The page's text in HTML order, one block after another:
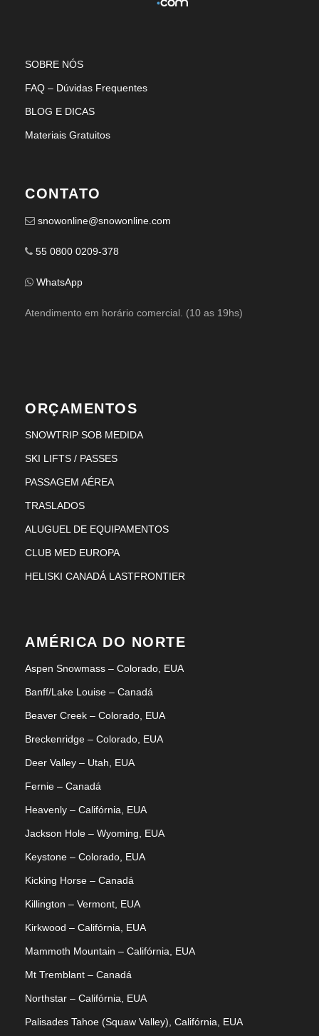
SOBRE NÓS
FAQ – Dúvidas Frequentes
BLOG E DICAS
Materiais Gratuitos
CONTATO
snowonline@snowonline.com
55 0800 0209-378
WhatsApp
Atendimento em horário comercial. (10 as 19hs)
ORÇAMENTOS
SNOWTRIP SOB MEDIDA
SKI LIFTS / PASSES
PASSAGEM AÉREA
TRASLADOS
ALUGUEL DE EQUIPAMENTOS
CLUB MED EUROPA
HELISKI CANADÁ LASTFRONTIER
AMÉRICA DO NORTE
Aspen Snowmass – Colorado, EUA
Banff/Lake Louise – Canadá
Beaver Creek – Colorado, EUA
Breckenridge – Colorado, EUA
Deer Valley – Utah, EUA
Fernie – Canadá
Heavenly – Califórnia, EUA
Jackson Hole – Wyoming, EUA
Keystone – Colorado, EUA
Kicking Horse – Canadá
Killington – Vermont, EUA
Kirkwood – Califórnia, EUA
Mammoth Mountain – Califórnia, EUA
Mt Tremblant – Canadá
Northstar – Califórnia, EUA
Palisades Tahoe (Squaw Valley), Califórnia, EUA